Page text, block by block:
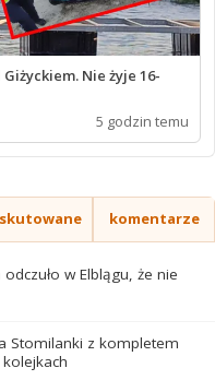
Nie żyje 16-
5 godzin temu
komentarze
w Elblągu, że nie
Stomilanki z kompletem